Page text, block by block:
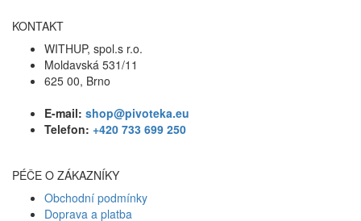
KONTAKT
WITHUP, spol.s r.o.
Moldavská 531/11
625 00, Brno
E-mail: shop@pivoteka.eu
Telefon: +420 733 699 250
PÉČE O ZÁKAZNÍKY
Obchodní podmínky
Doprava a platba